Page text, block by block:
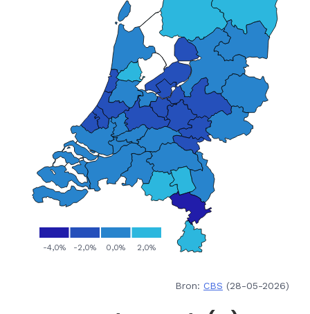
Bron: CBS (28-05-2026)